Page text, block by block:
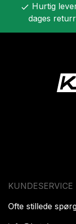
check Hurtig
dages
KUNDESERVICE
Ofte stillede